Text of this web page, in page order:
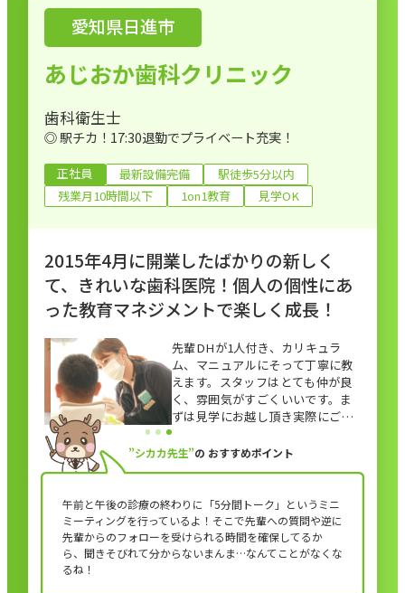
愛知県日進市
あじおか歯科クリニック
歯科衛生士
◎ 駅チカ！17:30退勤でプライベート充実！
正社員 最新設備完備
駅徒歩5分以内
残業月10時間以下
1on1教育 見学OK
2015年4月に開業したばかりの新しく
て、きれいな歯科医院！個人の個性にあ
った教育マネジメントで楽しく成長！
先輩DHが1人付き、カリキュラ
ム、マニュアルにそって丁寧に教
えます。スタッフはとても仲が良
く、雰囲気がすごくいいです。ま
ずは見学にお越し頂き実際にご覧
ください。
”シカカ先生”の おすすめポイント
午前と午後の診療の終わりに「5分間トーク」というミニ
ミーティングを行っているよ！そこで先輩への質問や逆に
先輩からのフォローを受けられる時間を確保してるか
ら、聞きそびれて分からないまんま…なんてことがなくな
るね！